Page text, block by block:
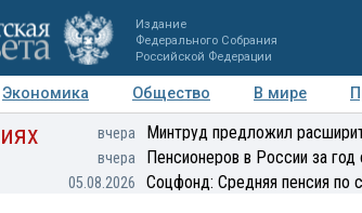
Издание
Федерального Собрания
Российской Федерации
Экономика Общество В мире
Мнения Регионы
вчера Минтруд предложил
вчера Пенсионеров в России за
05.08.2026 Соцфонд: Средняя пенсия по